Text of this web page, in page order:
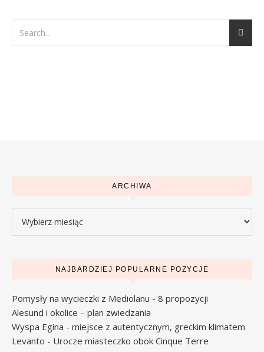
ARCHIWA
NAJBARDZIEJ POPULARNE POZYCJE
Pomysły na wycieczki z Mediolanu - 8 propozycji
Alesund i okolice – plan zwiedzania
Wyspa Egina - miejsce z autentycznym, greckim klimatem
Levanto - Urocze miasteczko obok Cinque Terre